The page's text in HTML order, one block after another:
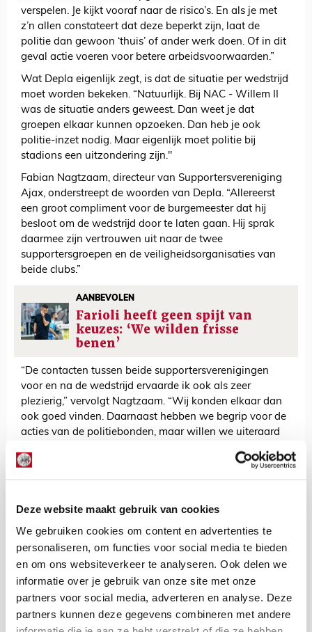
Deze website maakt gebruik van cookies
We gebruiken cookies om content en advertenties te
personaliseren, om functies voor social media te bieden
en om ons websiteverkeer te analyseren. Ook delen we
informatie over je gebruik van onze site met onze
partners voor social media, adverteren en analyse. Deze
partners kunnen deze gegevens combineren met andere
verspelen. Je kijkt vooraf naar de risico’s. En als je met
z’n allen constateert dat deze beperkt zijn, laat de
politie dan gewoon ‘thuis’ of ander werk doen. Of in dit
geval actie voeren voor betere arbeidsvoorwaarden.”
Wat Depla eigenlijk zegt, is dat de situatie per wedstrijd
moet worden bekeken. “Natuurlijk. Bij NAC - Willem II
was de situatie anders geweest. Dan weet je dat
groepen elkaar kunnen opzoeken. Dan heb je ook
politie-inzet nodig. Maar eigenlijk moet politie bij
stadions een uitzondering zijn."
Fabian Nagtzaam, directeur van Supportersvereniging
Ajax, onderstreept de woorden van Depla. “Allereerst
een groot compliment voor de burgemeester dat hij
besloot om de wedstrijd door te laten gaan. Hij sprak
daarmee zijn vertrouwen uit naar de twee
supportersgroepen en de veiligheidsorganisaties van
beide clubs.”
AANBEVOLEN
Farioli heeft geen spijt van
keuzes: ‘We wilden frisse
benen’
“De contacten tussen beide supportersverenigingen
voor en na de wedstrijd ervaarde ik ook als zeer
plezierig,” vervolgt Nagtzaam. “Wij konden elkaar dan
ook goed vinden. Daarnaast hebben we begrip voor de
acties van de politiebonden, maar willen we uiteraard
wel dat onze voetbalwedstrijden gewoon doorgaan.”
Nagtzaam gaat verder: “De heer Depla is in het landelijk
voetbalclub is gevestigd. Ik ga er vanuit dat Depla zijn
mening ook daar ventileert. Het zou mooi zijn als meer
burgervaders en -moeders in de toekomst – daar waar
het kan – kiezen voor een gastvrije ontvangst van
uitsupporters zonder grootschalige politie-inzet.”
“Hetzelfde geldt voor vrije vervoersregelingen voor onze
aanhang. Burgemeesters kiezen bij onze uitduels